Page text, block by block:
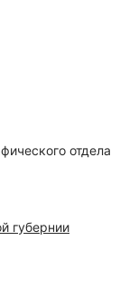
отдела
губернии